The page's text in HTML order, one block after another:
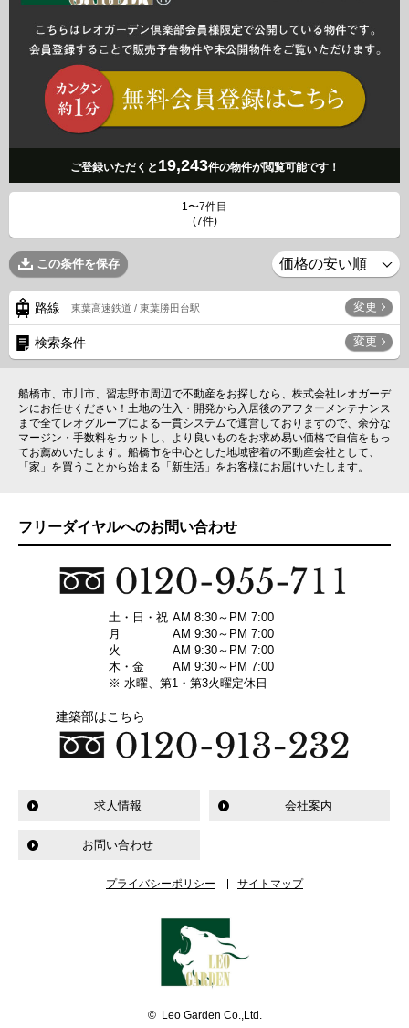
ご登録いただくと 19,243件の物件が閲覧可能です！
1〜7件目
(7件)
この条件を保存
路線 東葉高速鉄道 / 東葉勝田台駅 変更
検索条件 変更
船橋市、市川市、習志野市周辺で不動産をお探しなら、株式会社レオガーデ
ンにお任せください！土地の仕入・開発から入居後のアフターメンテナンス
まで全てレオグループによる一貫システムで運営しておりますので、余分な
マージン・手数料をカットし、より良いものをお求め易い価格で自信をもっ
てお薦めいたします。船橋市を中心とした地域密着の不動産会社として、
「家」を買うことから始まる「新生活」をお客様にお届けいたします。
フリーダイヤルへのお問い合わせ
土・日・祝 AM 8:30～PM 7:00
月
AM 9:30～PM 7:00
火
AM 9:30～PM 7:00
木・金
AM 9:30～PM 7:00
※ 水曜、第1・第3火曜定休日
建築部はこちら
求人情報 会社案内
お問い合わせ
プライバシーポリシー サイトマップ
© Leo Garden Co.,Ltd.